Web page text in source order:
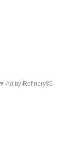
▼ Ad by Refinery89